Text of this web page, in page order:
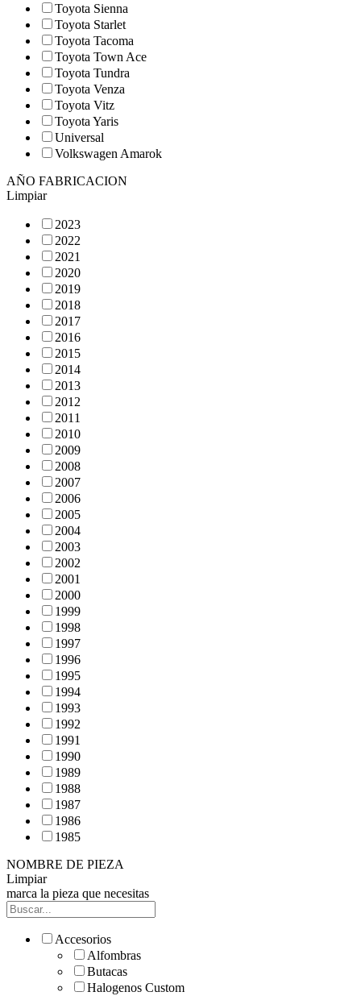
Toyota Sienna
Toyota Starlet
Toyota Tacoma
Toyota Town Ace
Toyota Tundra
Toyota Venza
Toyota Vitz
Toyota Yaris
Universal
Volkswagen Amarok
AÑO FABRICACION
Limpiar
2023
2022
2021
2020
2019
2018
2017
2016
2015
2014
2013
2012
2011
2010
2009
2008
2007
2006
2005
2004
2003
2002
2001
2000
1999
1998
1997
1996
1995
1994
1993
1992
1991
1990
1989
1988
1987
1986
1985
NOMBRE DE PIEZA
Limpiar
marca la pieza que necesitas
Accesorios
Alfombras
Butacas
Halogenos Custom